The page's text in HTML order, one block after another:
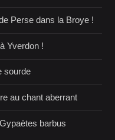
Perse dans la Broye !
Yverdon !
sourde
au chant aberrant
barbus